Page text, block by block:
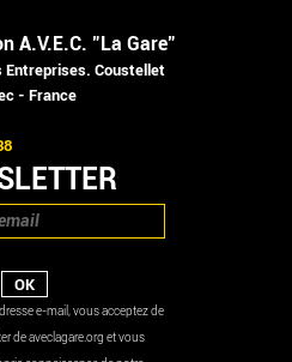
A.V.E.C. "La Gare"
Entreprises. Coustellet
- France
e-mail, vous acceptez de
de aveclagare.org et vous